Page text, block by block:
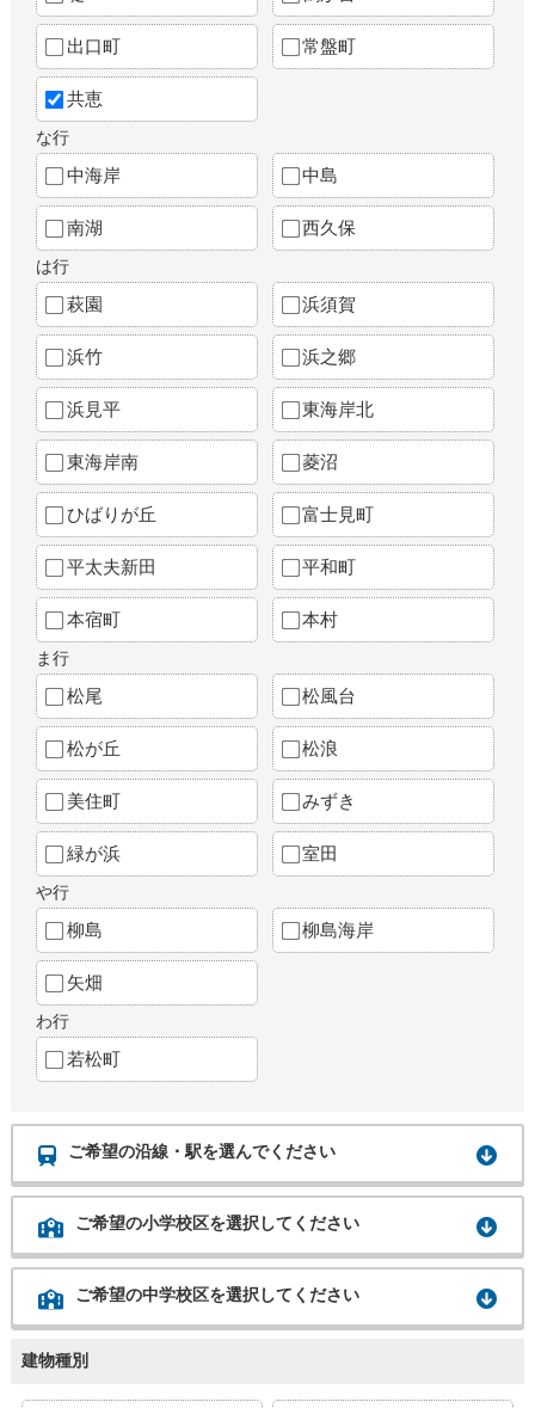
出口町 常盤町
共恵
な行
中海岸 中島
南湖 西久保
は行
萩園 浜須賀
浜竹 浜之郷
浜見平 東海岸北
東海岸南 菱沼
ひばりが丘 富士見町
平太夫新田 平和町
本宿町 本村
ま行
松尾 松風台
松が丘 松浪
美住町 みずき
緑が浜 室田
や行
柳島 柳島海岸
矢畑
わ行
若松町
ご希望の沿線・駅を選んでください
ご希望の小学校区を選択してください
ご希望の中学校区を選択してください
建物種別